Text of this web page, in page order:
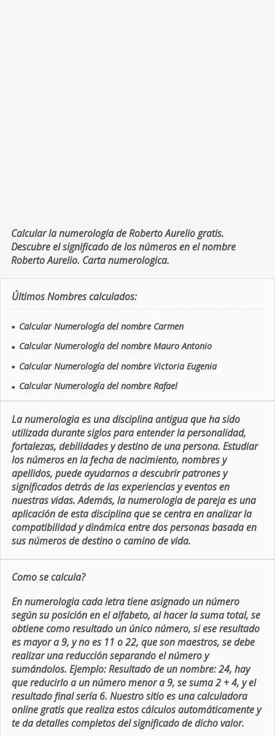
Calcular la numerología de Roberto Aurelio gratis.
Descubre el significado de los números en el nombre
Roberto Aurelio. Carta numerologica.
Últimos Nombres calculados:
■ Calcular Numerología del nombre Carmen
■ Calcular Numerología del nombre Mauro Antonio
■ Calcular Numerología del nombre Victoria Eugenia
■ Calcular Numerología del nombre Rafael
La numerologia es una disciplina antigua que ha sido
utilizada durante siglos para entender la personalidad,
fortalezas, debilidades y destino de una persona. Estudiar
los números en la fecha de nacimiento, nombres y
apellidos, puede ayudarnos a descubrir patrones y
significados detrás de las experiencias y eventos en
nuestras vidas. Además, la numerologia de pareja es una
aplicación de esta disciplina que se centra en analizar la
compatibilidad y dinámica entre dos personas basada en
sus números de destino o camino de vida.
Como se calcula?
En numerologia cada letra tiene asignado un número
según su posición en el alfabeto, al hacer la suma total, se
obtiene como resultado un único número, si ese resultado
es mayor a 9, y no es 11 o 22, que son maestros, se debe
realizar una reducción separando el número y
sumándolos. Ejemplo: Resultado de un nombre: 24, hay
que reducirlo a un número menor a 9, se suma 2 + 4, y el
resultado final sería 6. Nuestro sitio es una calculadora
online gratis que realiza estos cálculos automáticamente y
te da detalles completos del significado de dicho valor.